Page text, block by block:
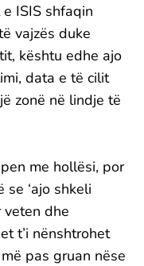
ISIS shfaqin
vajzës duke
kështu edhe ajo
data e të cilit
zonë në lindje të
me hollësi, por
‘ajo shkeli
veten dhe
t’i nënshtrohet
pas gruan nëse